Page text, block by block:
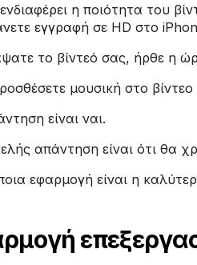
η ποιότητα του
εγγραφή σε HD στο
το βίντεό σας, ήρθε η
μουσική στο
είναι ναι.
απάντηση είναι ότι θα
εφαρμογή είναι η